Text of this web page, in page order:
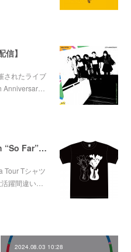
】
されたライブ
Anniversar…
【NEW TEE】''Analogfish 25th “So Far”East Asia Tour'' Tee
Tour Tシャツ
躍間違い…
2024.08.03 10:28